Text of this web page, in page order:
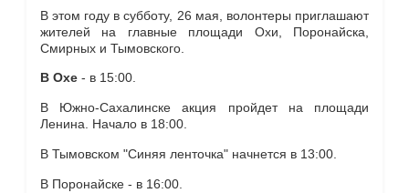
В этом году в субботу, 26 мая, волонтеры приглашают
жителей на главные площади Охи, Поронайска,
Смирных и Тымовского.
В Охе- в 15:00.
В Южно-Сахалинске акция пройдет на площади
Ленина. Начало в 18:00.
В Тымовском "Синяя ленточка" начнется в 13:00.
В Поронайске - в 16:00.